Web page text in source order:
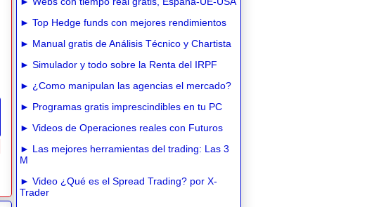
► Top Hedge funds con mejores rendimientos
► Manual gratis de Análisis Técnico y Chartista
► Simulador y todo sobre la Renta del IRPF
► ¿Como manipulan las agencias el mercado?
► Programas gratis imprescindibles en tu PC
► Videos de Operaciones reales con Futuros
► Las mejores herramientas del trading: Las 3
M
► Video ¿Qué es el Spread Trading? por X-
Trader